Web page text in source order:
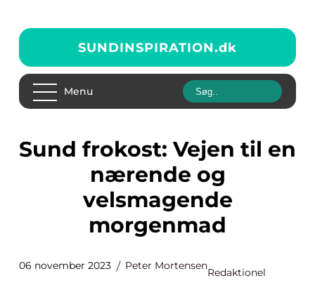
SUNDINSPIRATION.dk
Menu
Sund frokost: Vejen til en
nærende og
velsmagende
morgenmad
06 november 2023 Peter Mortensen
Redaktionel